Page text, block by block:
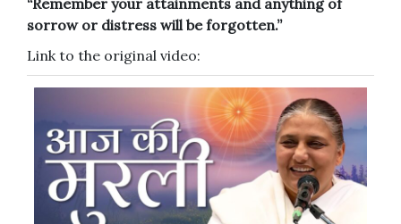
“Remember your attainments and anything of
sorrow or distress will be forgotten.”
Link to the original video: